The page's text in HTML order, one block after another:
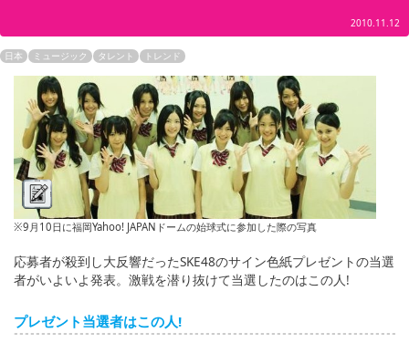
繁體中文
English
ภาษาไทย
tiéng Viêt
Bahasa Indonesia
2010.11.12
日本 ミュージック タレント トレンド
※9月10日に福岡Yahoo! JAPANドームの始球式に参加した際の写真
応募者が殺到し大反響だったSKE48のサイン色紙プレゼントの当選
者がいよいよ発表。激戦を潜り抜けて当選したのはこの人!
プレゼント当選者はこの人!